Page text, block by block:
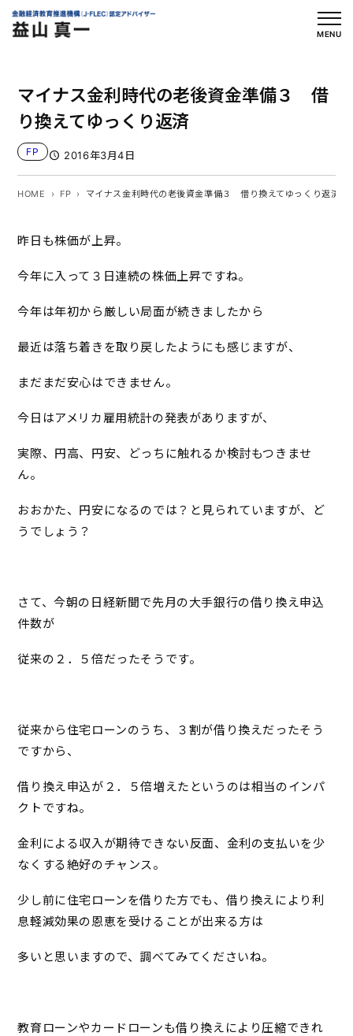
MENU
マイナス金利時代の老後資金準備３ 借
り換えてゆっくり返済
FP 2016年3月4日
HOME FP マイナス金利時代の老後資金準備３ 借り換えてゆっくり返済
昨日も株価が上昇。
今年に入って３日連続の株価上昇ですね。
今年は年初から厳しい局面が続きましたから
最近は落ち着きを取り戻したようにも感じますが、
まだまだ安心はできません。
今日はアメリカ雇用統計の発表がありますが、
実際、円高、円安、どっちに触れるか検討もつきませ
ん。
おおかた、円安になるのでは？と見られていますが、ど
うでしょう？
さて、今朝の日経新聞で先月の大手銀行の借り換え申込
件数が
従来の２．５倍だったそうです。
従来から住宅ローンのうち、３割が借り換えだったそう
ですから、
借り換え申込が２．５倍増えたというのは相当のインパ
クトですね。
金利による収入が期待できない反面、金利の支払いを少
なくする絶好のチャンス。
少し前に住宅ローンを借りた方でも、借り換えにより利
息軽減効果の恩恵を受けることが出来る方は
多いと思いますので、調べてみてくださいね。
教育ローンやカードローンも借り換えにより圧縮できれ